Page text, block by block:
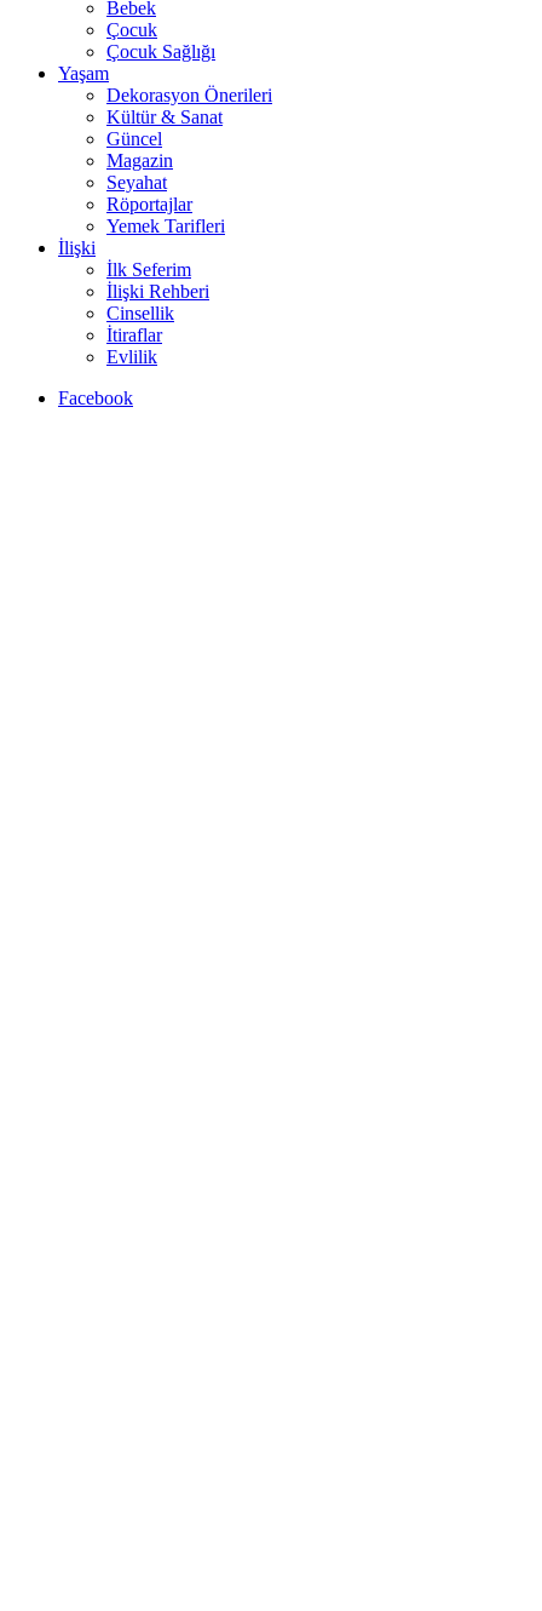
Bebek
Çocuk
Çocuk Sağlığı
Yaşam
Dekorasyon Önerileri
Kültür & Sanat
Güncel
Magazin
Seyahat
Röportajlar
Yemek Tarifleri
İlişki
İlk Seferim
İlişki Rehberi
Cinsellik
İtiraflar
Evlilik
Facebook